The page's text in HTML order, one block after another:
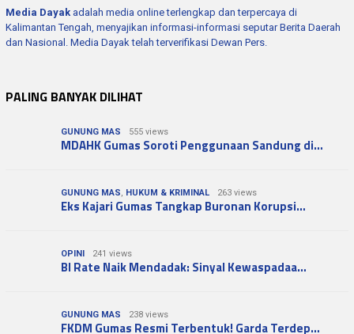
Media Dayak adalah media online terlengkap dan terpercaya di
Kalimantan Tengah, menyajikan informasi-informasi seputar Berita Daerah
dan Nasional. Media Dayak telah terverifikasi Dewan Pers.
PALING BANYAK DILIHAT
GUNUNG MAS 555 views
MDAHK Gumas Soroti Penggunaan Sandung di…
GUNUNG MAS, HUKUM & KRIMINAL 263 views
Eks Kajari Gumas Tangkap Buronan Korupsi…
OPINI 241 views
BI Rate Naik Mendadak: Sinyal Kewaspadaa…
GUNUNG MAS 238 views
FKDM Gumas Resmi Terbentuk! Garda Terdep…